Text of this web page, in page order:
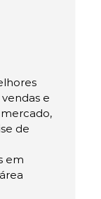
e
de
em